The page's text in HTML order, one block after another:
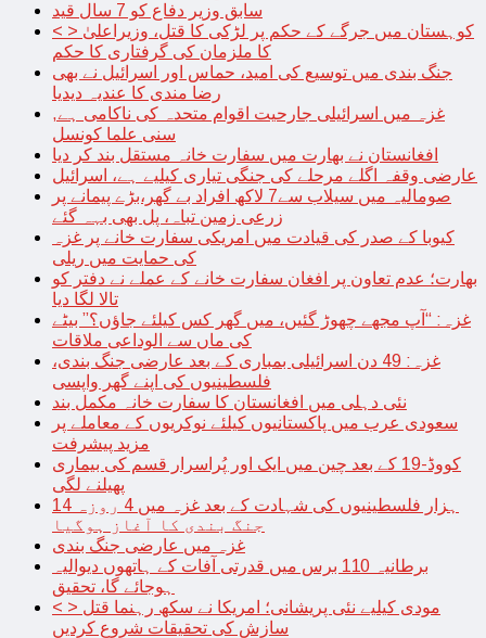
سابق وزیر دفاع کو 7 سال قید
< > کوہستان میں جرگے کے حکم پر لڑکی کا قتل، وزیراعلیٰ
کا ملزمان کی گرفتاری کا حکم
جنگ بندی میں توسیع کی امید، حماس اور اسرائیل نے بھی
رضا مندی کا عندیہ دیدیا
غزہ میں اسرائیلی جارحیت اقوام متحدہ کی ناکامی ہے,
سنی علما کونسل
افغانستان نے بھارت میں سفارت خانہ مستقل بند کر دیا
عارضی وقفہ اگلے مرحلے کی جنگی تیاری کیلیے ہے، اسرائیل
صومالیہ میں سیلاب سے7 لاکھ افراد بے گھر،بڑے پیمانے پر
زرعی زمین تباہ، پل بھی بہہ گئے
کیوبا کے صدر کی قیادت میں امریکی سفارت خانے پر غزہ
کی حمایت میں ریلی
بھارت؛ عدم تعاون پر افغان سفارت خانے کے عملے نے دفتر کو
تالا لگا دیا
غزہ: “آپ مجھے چھوڑ گئیں، میں گھر کس کیلئے جاؤں؟” بیٹے
کی ماں سے الوداعی ملاقات
غزہ: 49 دن اسرائیلی بمباری کے بعد عارضی جنگ بندی،
فلسطینیوں کی اپنے گھر واپسی
نئی دہلی میں افغانستان کا سفارت خانہ مکمل بند
سعودی عرب میں پاکستانیوں کیلئے نوکریوں کے معاملے پر
مزید پیشرفت
کووڈ-19 کے بعد چین میں ایک اور پُراسرار قسم کی بیماری
پھیلنے لگی
14 ہزار فلسطینیوں کی شہادت کے بعد غزہ میں 4 روزہ
جنگ بندی کا آغاز ہوگیا
غزہ میں عارضی جنگ بندی
برطانیہ 110 برس میں قدرتی آفات کے ہاتھوں دیوالیہ
ہوجائے گا، تحقیق
< > مودی کیلیے نئی پریشانی؛ امریکا نے سکھ رہنما قتل
سازش کی تحقیقات شروع کردیں